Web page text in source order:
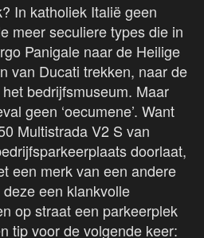
In katholiek Italië geen
meer seculiere types die in
Panigale naar de Heilige
van Ducati trekken, naar de
bedrijfsmuseum. Maar
geen ‘oecumene’. Want
Multistrada V2 S van
doorlaat,
een merk van een andere
een klankvolle
op straat een parkeerplek
tip voor de volgende keer: